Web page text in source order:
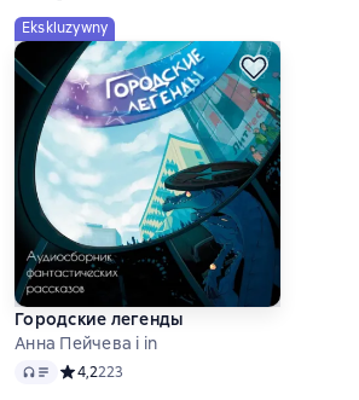
Ekskluzywny
Городские легенды
Анна Пейчева i in
Audio Средний рейтинг 4,2 на основе 223 оценок
4,2223